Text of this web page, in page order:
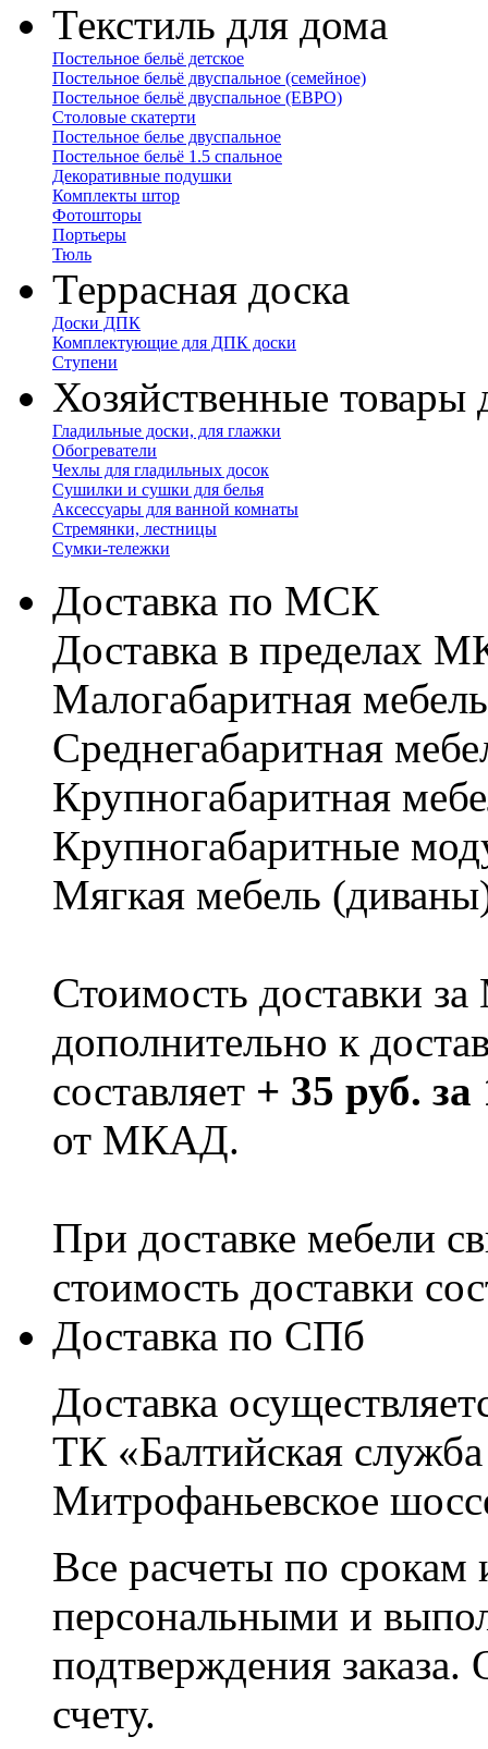
Текстиль для дома
Постельное бельё детское
Постельное бельё двуспальное (семейное)
Постельное бельё двуспальное (ЕВРО)
Столовые скатерти
Постельное белье двуспальное
Постельное бельё 1.5 спальное
Декоративные подушки
Комплекты штор
Фотошторы
Портьеры
Тюль
Террасная доска
Доски ДПК
Комплектующие для ДПК доски
Ступени
Хозяйственные товары
Гладильные доски, для глажки
Обогреватели
Чехлы для гладильных досок
Сушилки и сушки для белья
Аксессуары для ванной комнаты
Стремянки, лестницы
Сумки-тележки
Доставка по МСК
Доставка в пределах
Малогабаритная
Cреднегабаритная
Крупногабаритная
Крупногабаритные
Мягкая мебель
Стоимость доставки
дополнительно к
составляет + 35 руб.
от МКАД.
При доставке мебели
стоимость доставки
Доставка по СПб
Доставка
ТК «Балтийская
Митрофаньевское
Все расчеты по срокам
персональными и
подтверждения заказа.
счету.